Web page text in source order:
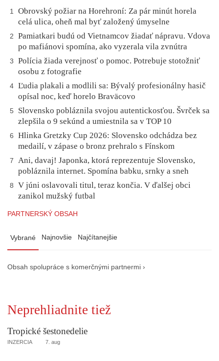
1
Obrovský požiar na Horehroní: Za pár minút horela
celá ulica, oheň mal byť založený úmyselne
2
Pamiatkari budú od Vietnamcov žiadať nápravu. Vdova
po mafiánovi spomína, ako vyzerala vila zvnútra
3
Polícia žiada verejnosť o pomoc. Potrebuje stotožniť
osobu z fotografie
4 Ľudia plakali a modlili sa: Bývalý profesionálny hasič
opísal noc, keď horelo Braväcovo
5
Slovensko pobláznila svojou autentickosťou. Švrček sa
zlepšila o 9 sekúnd a umiestnila sa v TOP 10
6
Hlinka Gretzky Cup 2026: Slovensko odchádza bez
medailí, v zápase o bronz prehralo s Fínskom
7
Ani, davaj! Japonka, ktorá reprezentuje Slovensko,
pobláznila internet. Spomína babku, srnky a sneh
8
V júni oslavovali titul, teraz končia. V ďalšej obci
zanikol mužský futbal
PARTNERSKÝ OBSAH
Vybrané Najnovšie Najčítanejšie
Obsah spolupráce s komerčnými partnermi ›
Neprehliadnite tiež
Tropické šestonedelie
INZERCIA 7. aug